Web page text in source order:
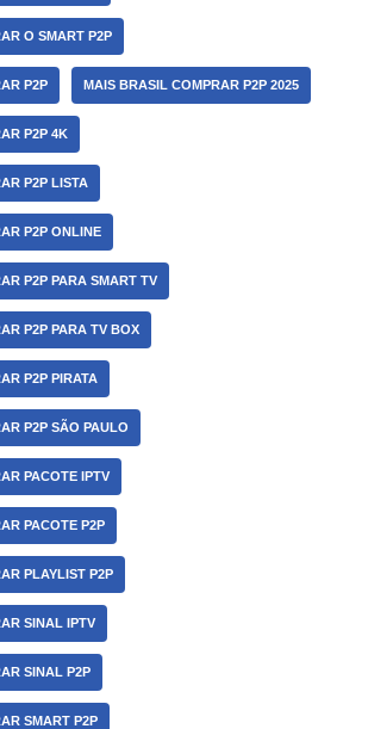
O SMART P2P
P2P MAIS BRASIL COMPRAR P2P 2025
P2P 4K
P2P LISTA
P2P ONLINE
P2P PARA SMART TV
P2P PARA TV BOX
P2P PIRATA
P2P SÃO PAULO
PACOTE IPTV
PACOTE P2P
PLAYLIST P2P
SINAL IPTV
SINAL P2P
SMART P2P